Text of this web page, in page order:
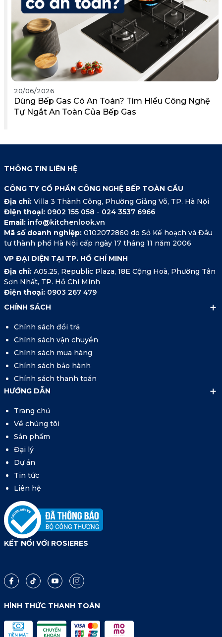
20/06/2026
Dùng Bếp Gas Có An Toàn? Tìm Hiểu Công Nghệ
Tự Ngắt An Toàn Của Bếp Gas
THÔNG TIN LIÊN HỆ
CÔNG TY CỔ PHẦN CÔNG NGHỆ BẾP TOÀN CẦU
Địa chỉ: Villa 3 Thành Công, Phường Giảng Võ, TP. Hà Nội
Điện thoại: 0902 155 058 - 024 3537 6966
Email: info@kitchenlook.vn
Mã số doanh nghiệp:0102072860 do Sở Kế hoạch và Đầu
tư thành phố Hà Nội cấp ngày 17 tháng 11 năm 2006
VP ĐẠI DIỆN TẠI TP. HỒ CHÍ MINH
Địa chỉ: A05.25, Republic Plaza, 18E Cộng Hoà, Phường Tân
Sơn Nhất, TP. Hồ Chí Minh
Điện thoại: 0903 267 479
CHÍNH SÁCH
Chính sách đổi trả
Chính sách vận chuyển
Chính sách mua hàng
Chính sách bảo hành
Chính sách thanh toán
HƯỚNG DẪN
Trang chủ
Về chúng tôi
Sản phẩm
Đại lý
Dự án
Tin tức
Liên hệ
KẾT NỐI VỚI ROSIERES
HÌNH THỨC THANH TOÁN